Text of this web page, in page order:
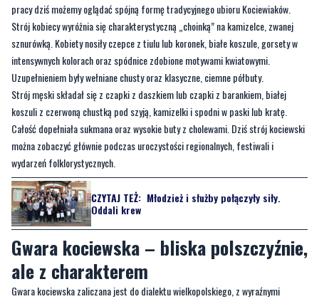
pracy dziś możemy oglądać spójną formę tradycyjnego ubioru Kociewiaków.
Strój kobiecy wyróżnia się charakterystyczną „choinką” na kamizelce, zwanej
sznurówką. Kobiety nosiły czepce z tiulu lub koronek, białe koszule, gorsety w
intensywnych kolorach oraz spódnice zdobione motywami kwiatowymi.
Uzupełnieniem były wełniane chusty oraz klasyczne, ciemne półbuty.
Strój męski składał się z czapki z daszkiem lub czapki z barankiem, białej
koszuli z czerwoną chustką pod szyją, kamizelki i spodni w paski lub kratę.
Całość dopełniała sukmana oraz wysokie buty z cholewami. Dziś strój kociewski
można zobaczyć głównie podczas uroczystości regionalnych, festiwali i
wydarzeń folklorystycznych.
CZYTAJ TEŻ: Młodzież i służby połączyły siły.
Oddali krew
Gwara kociewska – bliska polszczyźnie,
ale z charakterem
Gwara kociewska zaliczana jest do dialektu wielkopolskiego, z wyraźnymi